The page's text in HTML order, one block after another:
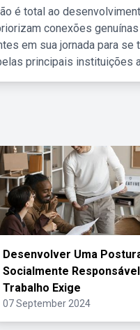
é total ao
conexões
em sua jornada para
principais instituições
Desenvolver Uma
Socialmente
Trabalho Exige
07 September 2024